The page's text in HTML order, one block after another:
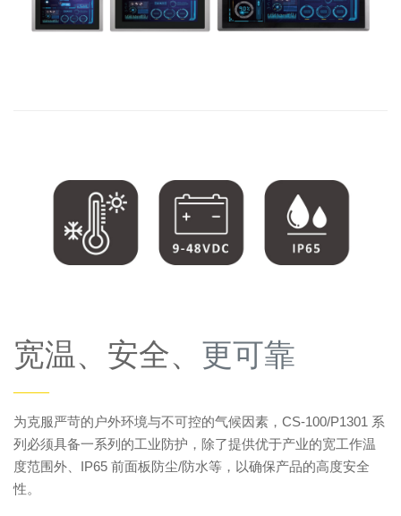
宽温、安全、 更可靠
——
为克服严苛的户外环境与不可控的气候因素，CS-100/P1301 系
列必须具备一系列的工业防护，除了提供优于产业的宽工作温
度范围外、IP65 前面板防尘/防水等，以确保产品的高度安全
性。